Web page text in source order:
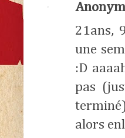
21ans,
une
:D
pas
alors